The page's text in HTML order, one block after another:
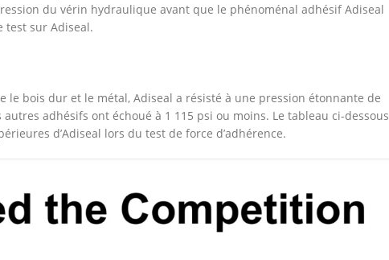
du vérin hydraulique avant que le phénoménal adhésif Adiseal
test sur Adiseal.
le bois dur et le métal, Adiseal a résisté à une pression étonnante de
adhésifs ont échoué à 1 115 psi ou moins. Le tableau ci-dessous
d’Adiseal lors du test de force d’adhérence.